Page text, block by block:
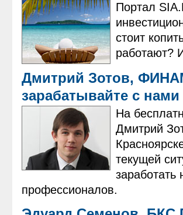
Портал
стоит
работают?
Дмитрий Зотов,
зарабатывайте с нами
На
Дмитрий
текущей
профессионалов.